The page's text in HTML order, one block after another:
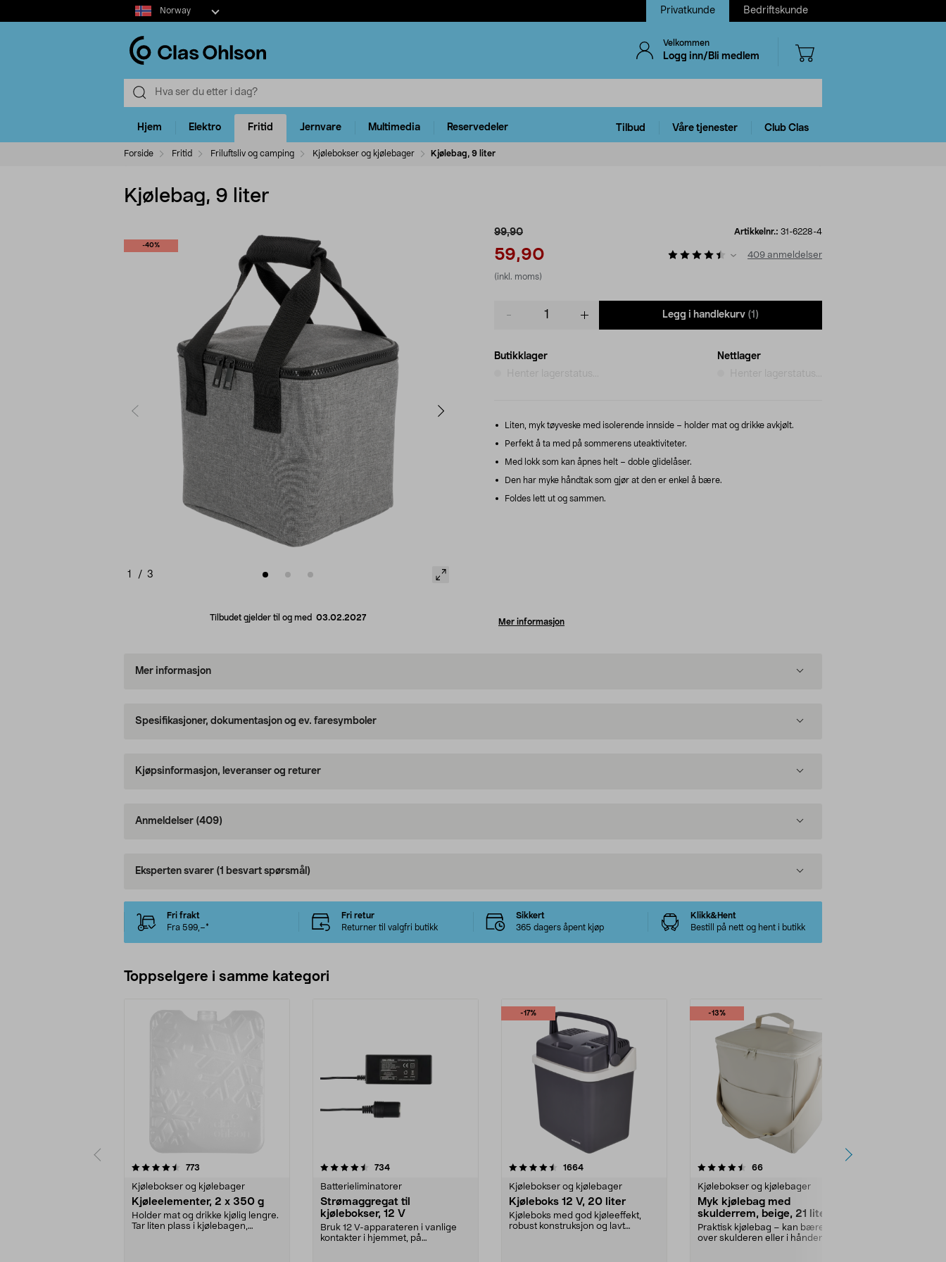
Select
market
Norway Privatkunde Bedriftskunde
Velkommen
Logg inn/Bli medlem
Hjem Elektro Fritid Jernvare Multimedia Reservedeler Tilbud Våre tjenester Club Clas
Forside Fritid Friluftsliv og camping Kjølebokser og kjølebager Kjølebag, 9 liter
Kjølebag, 9 liter
-40%
1 / 3
Tilbudet gjelder til og med 03.02.2027
99,90
59,90
(inkl. moms)
Artikkelnr.: 31-6228-4
409 anmeldelser
Legg i handlekurv (1)
Butikklager
Henter lagerstatus...
Nettlager
Henter lagerstatus...
Liten, myk tøyveske med isolerende innside – holder mat og drikke avkjølt.
Perfekt å ta med på sommerens uteaktiviteter.
Med lokk som kan åpnes helt – doble glidelåser.
Den har myke håndtak som gjør at den er enkel å bære.
Foldes lett ut og sammen.
Mer informasjon
Mer informasjon
Spesifikasjoner, dokumentasjon og ev. faresymboler
Kjøpsinformasjon, leveranser og returer
Anmeldelser (409)
Eksperten svarer (1 besvart spørsmål)
Fri frakt
Fra 599,–*
Fri retur
Returner til valgfri butikk
Sikkert
365 dagers åpent kjøp
Klikk&Hent
Bestill på nett og hent i butikk
Toppselgere i samme kategori
773
Kjølebokser og kjølebager
Kjøleelementer, 2 x 350 g
Holder mat og drikke kjølig lengre.
Tar liten plass i kjølebagen,
4.5 av 5 stjerner 734anmeldelser
Batterieliminatorer
Strømaggregat til
kjølebokser, 12 V
Bruk 12 V-apparateren i vanlige
kontakter i hjemmet, på
-17%
4.5 av 5 stjerner 1664anmeldelser
Kjølebokser og kjølebager
Kjøleboks 12 V, 20 liter
Kjøleboks med god kjøleeffekt,
robust konstruksjon og lavt
-13%
4.5 av 5 stjerner 66anmeldelser
Kjølebokser og kjølebager
Myk kjølebag med
skulderrem, beige, 21 liter
Praktisk kjølebag – kan bæres
over skulderen eller i hånden. Myk
4.5 av 5 stjerner